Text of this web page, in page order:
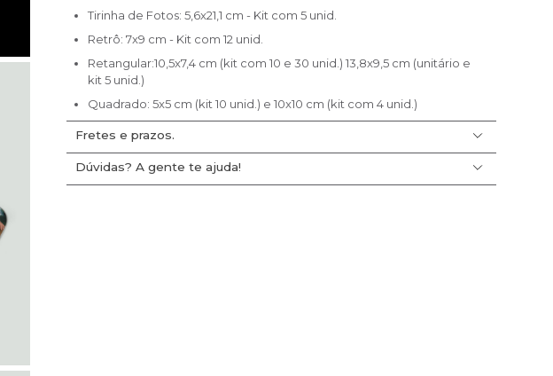
Tirinha de Fotos: 5,6x21,1 cm - Kit com 5 unid.
Retrô: 7x9 cm - Kit com 12 unid.
Retangular:10,5x7,4 cm (kit com 10 e 30 unid.) 13,8x9,5 cm (unitário e
kit 5 unid.)
Quadrado: 5x5 cm (kit 10 unid.) e 10x10 cm (kit com 4 unid.)
Fretes e prazos.
Clique aquie faça a simulação do valor do frete e prazo de
entrega para seu pedido. Lembrando que acima de R$ 299 o
Dúvidas? A gente te ajuda!